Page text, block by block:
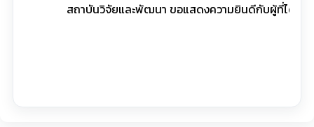
สถาบันวิจัยและพัฒนา ขอแสดงความยินดีกับผู้ที่ได้รับ